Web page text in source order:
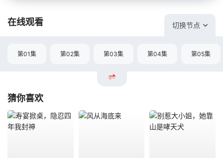
在线观看 切换节点
第01集 第02集 第03集 第04集 第05集
猜你喜欢